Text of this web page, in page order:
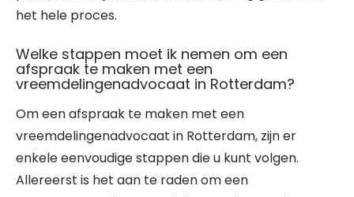
het hele proces.
Welke stappen moet ik nemen om een
afspraak te maken met een
vreemdelingenadvocaat in Rotterdam?
Om een afspraak te maken met een
vreemdelingenadvocaat in Rotterdam, zijn er
enkele eenvoudige stappen die u kunt volgen.
Allereerst is het aan te raden om een